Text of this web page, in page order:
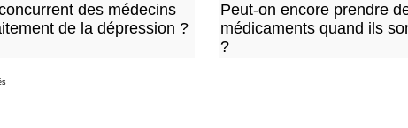
des médecins
de la dépression ?
Peut-on encore prendre
médicaments quand ils
?